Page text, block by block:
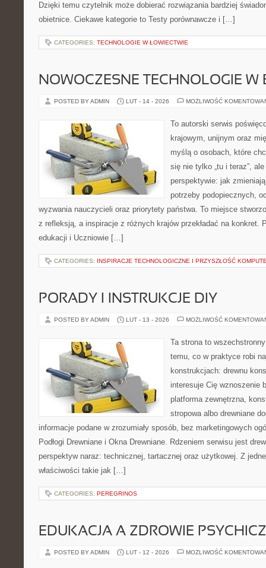
Dzięki temu czytelnik może dobierać rozwiązania bardziej
obietnice. Ciekawe kategorie to Testy porównawcze i […]
CATEGORIES: TECHNOLOGIE W ŁOWIECTWIE
NOWOCZESNE TECHNOLOGIE W
POSTED BY ADMIN LUT - 14 - 2026 MOŻLIWOŚĆ
To autorski serwis
krajowym, unijnym oraz
myślą o osobach, które
się nie tylko „tu i teraz”,
perspektywie: jak
potrzeby podopiecznych,
wyzwania nauczycieli oraz priorytety państwa. To miejsce
z refleksją, a inspiracje z różnych krajów przekładać na konkret.
edukacji i Uczniowie […]
CATEGORIES: INSPIRACJE TECHNOLOGICZNE I PRZYSZŁOŚĆ
PORADY I INSTRUKCJE DIY
POSTED BY ADMIN LUT - 13 - 2026 MOŻLIWOŚĆ
Ta strona to
temu, co w praktyce robi
konstrukcjach: drewnu
interesuje Cię wznoszenie
platforma zewnętrzna,
stropowa albo drewniane
informacje podane w zrozumiały sposób, bez marketingowych
Podłogi Drewniane i Okna Drewniane. Rdzeniem serwisu jest
perspektyw naraz: technicznej, tartacznej oraz użytkowej. Z
właściwości takie jak […]
CATEGORIES: PEREGRINOS
EDUKACJA A ZDROWIE
POSTED BY ADMIN LUT - 12 - 2026 MOŻLIWOŚĆ